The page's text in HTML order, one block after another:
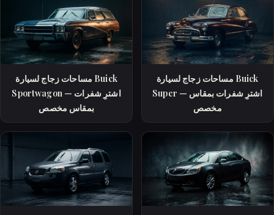
مساحات زجاج لسيارة Buick
Sportwagon — اشترِ شفرات
بمقاس مخصص
مساحات زجاج لسيارة Buick
Super — اشترِ شفرات بمقاس
مخصص